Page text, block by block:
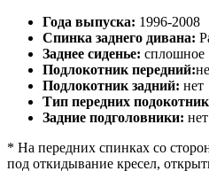
Года выпуска: 1996-2008
Спинка заднего дивана:
Заднее сиденье: сплошное
Подлокотник передний:
Подлокотник задний: нет
Тип передних
Задние подголовники: нет
* На передних спинках со
под откидывание кресел,